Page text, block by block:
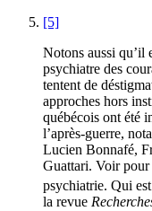
[5]
Notons aussi qu’il
psychiatre des
tentent de
approches hors
québécois ont été
l’après-guerre,
Lucien Bonnafé,
Guattari. Voir pour
psychiatrie. Qui
la revue